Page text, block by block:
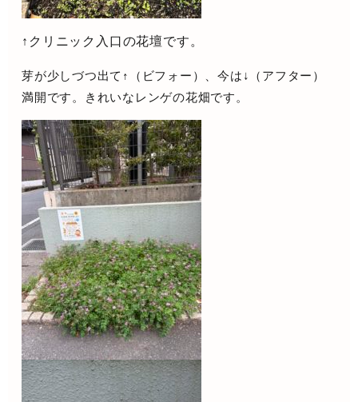
↑クリニック入口の花壇です。
芽が少しづつ出て↑（ビフォー）、今は↓（アフター）
満開です。きれいなレンゲの花畑です。